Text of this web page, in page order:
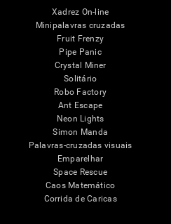
Xadrez On-line
Minipalavras cruzadas
Fruit Frenzy
Pipe Panic
Crystal Miner
Solitário
Robo Factory
Ant Escape
Neon Lights
Simon Manda
Palavras-cruzadas visuais
Emparelhar
Space Rescue
Caos Matemático
Corrida de Caricas